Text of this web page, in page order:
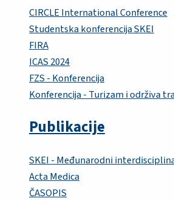
CIRCLE International Conference
Studentska konferencija SKEI
FIRA
ICAS 2024
FZS - Konferencija
Konferencija - Turizam i održiva
Publikacije
SKEI - Međunarodni
Acta Medica
ČASOPIS